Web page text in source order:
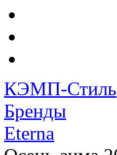
КЭМП-Стиль
Бренды
Eterna